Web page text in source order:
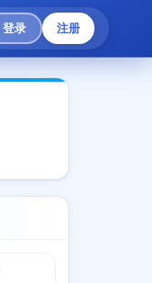
登录 注册